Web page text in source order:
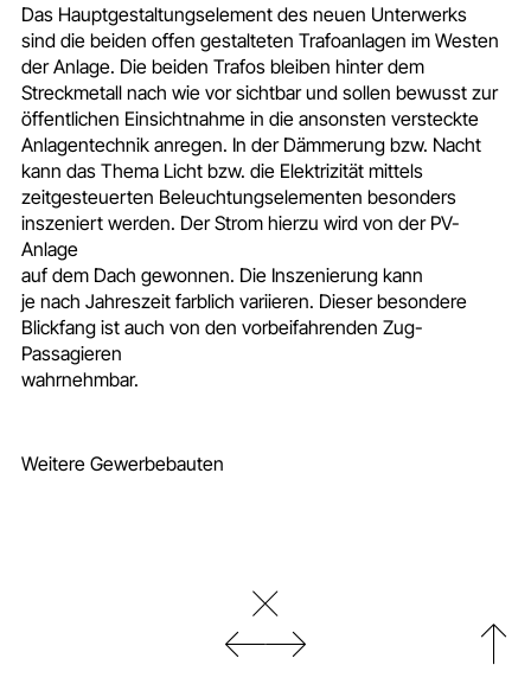
Das Hauptgestaltungselement des neuen Unterwerks
sind die beiden offen gestalteten Trafoanlagen im Westen
der Anlage. Die beiden Trafos bleiben hinter dem
Streckmetall nach wie vor sichtbar und sollen bewusst zur
öffentlichen Einsichtnahme in die ansonsten versteckte
Anlagentechnik anregen. In der Dämmerung bzw. Nacht
kann das Thema Licht bzw. die Elektrizität mittels
zeitgesteuerten Beleuchtungselementen besonders
inszeniert werden. Der Strom hierzu wird von der PV-
Anlage
auf dem Dach gewonnen. Die Inszenierung kann
je nach Jahreszeit farblich variieren. Dieser besondere
Blickfang ist auch von den vorbeifahrenden Zug-
Passagieren
wahrnehmbar.
Weitere Gewerbebauten